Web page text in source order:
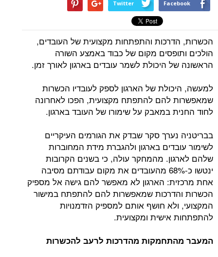
Facebook
Twitter
הכשרות, הדרכות והתפתחות מקצועית של העובדים,
הולכים ותופסים מקום של כבוד באמצע השורה
הראשונה של היכולת לשמר עובדים בארגון לאורך זמן.
למעשה, היכולת של הארגון לספק לעובדיו הכשרות
שמאפשרות להם להתפתח מקצועית, הפכו לאחרונה
לחוד החנית במאבק על שימורו של העובד בארגון.
בבריטניה נערך סקר שבדק את הגורמים העיקריים
לשימור עובדים בארגון ולהגברת מידת המחוברות
שלהם לארגון. מהמחקר עולה, כי בשנים הקרובות
ינטשו כ-68% מהעובדים את מקום עבודתם מסיבה
אחת מרכזית: הארגון לא מאפשר להם גישה אל מספיק
הכשרות והדרכות שמאפשרות להם להתפתח במישור
המקצועי, ולא חושף אותם למספיק הזדמנויות
להתפתחות אישית ומקצועית.
המעבר מהתחמקות מהדרכות לרעב להכשרות